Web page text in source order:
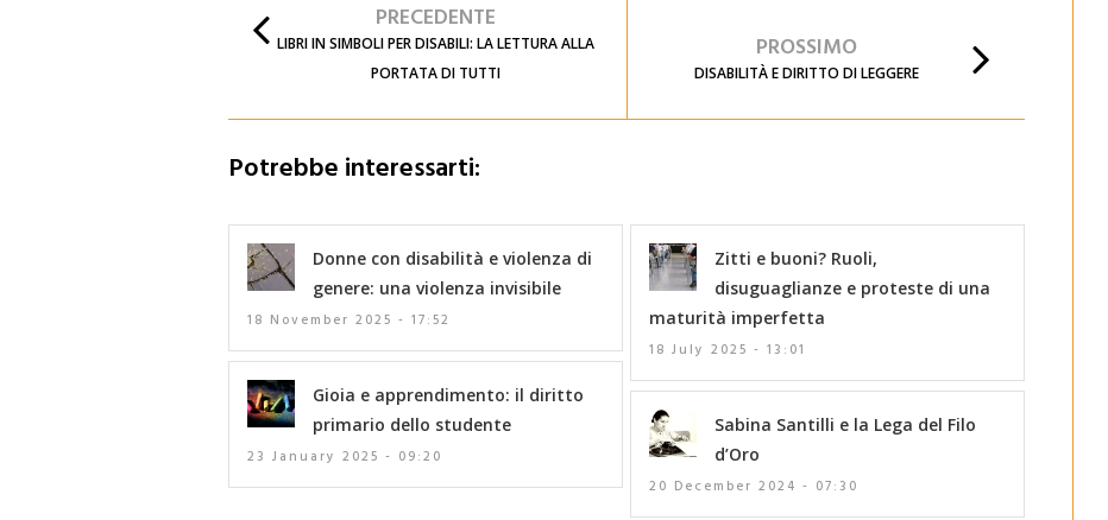
PRECEDENTE
LIBRI IN SIMBOLI PER DISABILI: LA LETTURA ALLA
PORTATA DI TUTTI
PROSSIMO
DISABILITÀ E DIRITTO DI LEGGERE
Potrebbe interessarti:
Donne con disabilità e violenza di
genere: una violenza invisibile
18 November 2025 - 17:52
Zitti e buoni? Ruoli,
disuguaglianze e proteste di una
maturità imperfetta
18 July 2025 - 13:01
Gioia e apprendimento: il diritto
primario dello studente
23 January 2025 - 09:20
Sabina Santilli e la Lega del Filo
d’Oro
20 December 2024 - 07:30